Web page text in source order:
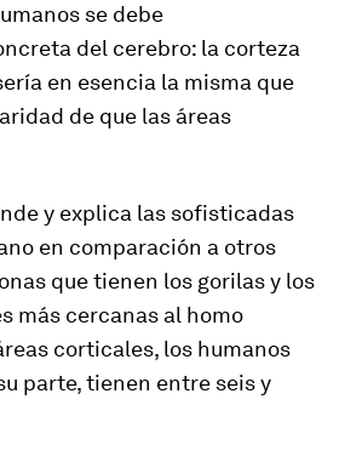
se debe
del cerebro: la corteza
en esencia la misma que
de que las áreas
y explica las sofisticadas
en comparación a otros
que tienen los gorilas y los
más cercanas al homo
corticales, los humanos
parte, tienen entre seis y